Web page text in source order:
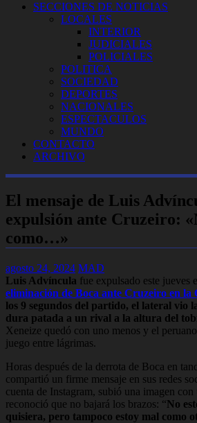
SECCIONES DE NOTICIAS
LOCALES
INTERIOR
JUDICIALES
POLICIALES
POLITICA
SOCIEDAD
DEPORTES
NACIONALES
ESPECTACULOS
MUNDO
CONTACTO
ARCHIVO
El mensaje de Luis
expulsión ante Cruzeiro:
como…»
agosto 24, 2024 MAD
Luis Advíncula fue expulsado este jueves
eliminación de Boca ante Cruzeiro en la
los 9 segundos del partido, el lateral vio
dura patada a un rival a la altura del
Xeneize quedó con uno menos y el
juego entre lágrimas.
Horas después de la derrota de Boca en
compartió un firme mensaje en sus redes
cuenta de Instagram, subió una imagen con
reconoció que no bajará los brazos: “No
quisiera, pero tampoco estoy mal como